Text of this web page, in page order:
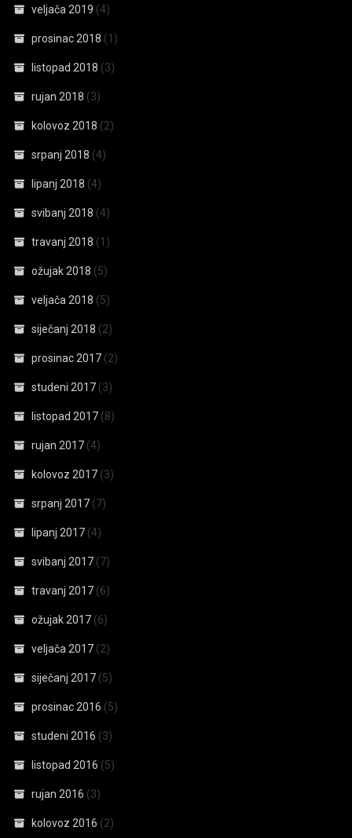
veljača 2019 (4)
prosinac 2018 (1)
listopad 2018 (3)
rujan 2018 (3)
kolovoz 2018 (2)
srpanj 2018 (4)
lipanj 2018 (4)
svibanj 2018 (4)
travanj 2018 (1)
ožujak 2018 (5)
veljača 2018 (5)
siječanj 2018 (2)
prosinac 2017 (2)
studeni 2017 (3)
listopad 2017 (8)
rujan 2017 (4)
kolovoz 2017 (3)
srpanj 2017 (7)
lipanj 2017 (4)
svibanj 2017 (7)
travanj 2017 (6)
ožujak 2017 (6)
veljača 2017 (2)
siječanj 2017 (5)
prosinac 2016 (5)
studeni 2016 (3)
listopad 2016 (5)
rujan 2016 (3)
kolovoz 2016 (2)